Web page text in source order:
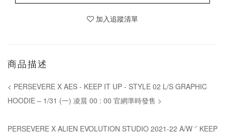
加入追蹤清單
商品描述
< PERSEVERE X AES - KEEP IT UP - STYLE 02 L/S GRAPHIC
HOODIE – 1/31 (一) 凌晨 00 : 00 官網準時發售 >
PERSEVERE X ALIEN EVOLUTION STUDIO 2021-22 A/W ‘’ KEEP